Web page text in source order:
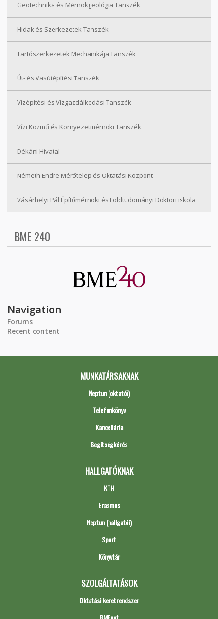
Geotechnika és Mérnökgeológia Tanszék
Hidak és Szerkezetek Tanszék
Tartószerkezetek Mechanikája Tanszék
Út- és Vasútépítési Tanszék
Vízépítési és Vízgazdálkodási Tanszék
Vízi Közmű és Környezetmérnöki Tanszék
Dékáni Hivatal
Németh Endre Mérőtelep és Oktatási Központ
Vásárhelyi Pál Építőmérnöki és Földtudományi Doktori iskola
BME 240
Navigation
Forums
Recent content
MUNKATÁRSAKNAK
Neptun (oktatói)
Telefonkönyv
Kancellária
Segítségkérés
HALLGATÓKNAK
KTH
Erasmus
Neptun (hallgatói)
Sport
Könyvtár
SZOLGÁLTATÁSOK
Oktatási keretrendszer